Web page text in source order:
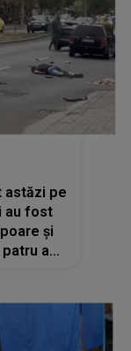
astăzi pe
au fost
și
au